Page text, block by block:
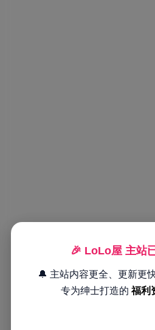
🎉 LoLo屋 主站
🔔 主站内容更全、更新更
专为绅士打造的福利